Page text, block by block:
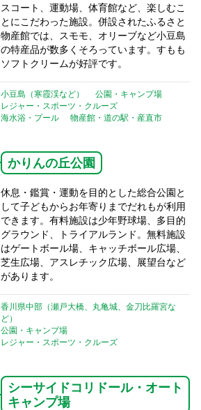
スコート、運動場、体育館など、楽しむこ
とにこだわった施設。併設されたふるさと
物産館では、スモモ、オリーブなど小豆島
の特産品が数多くそろっています。すもも
ソフトクリームが好評です。
小豆島（寒霞渓など）
公園・キャンプ場
レジャー・スポーツ・クルーズ
海水浴・プール
物産館・道の駅・産直市
かりんの丘公園
休息・鑑賞・運動を目的とした総合公園と
して子どもからお年寄りまでだれもが利用
できます。有料施設は少年野球場、多目的
グラウンド、トライアルランド。無料施設
はゲートボール場、キャッチボール広場、
芝生広場、アスレチック広場、展望台など
があります。
香川県中部（瀬戸大橋、丸亀城、金刀比羅宮な
ど）
公園・キャンプ場
レジャー・スポーツ・クルーズ
シーサイドコリドール・オート
キャンプ場